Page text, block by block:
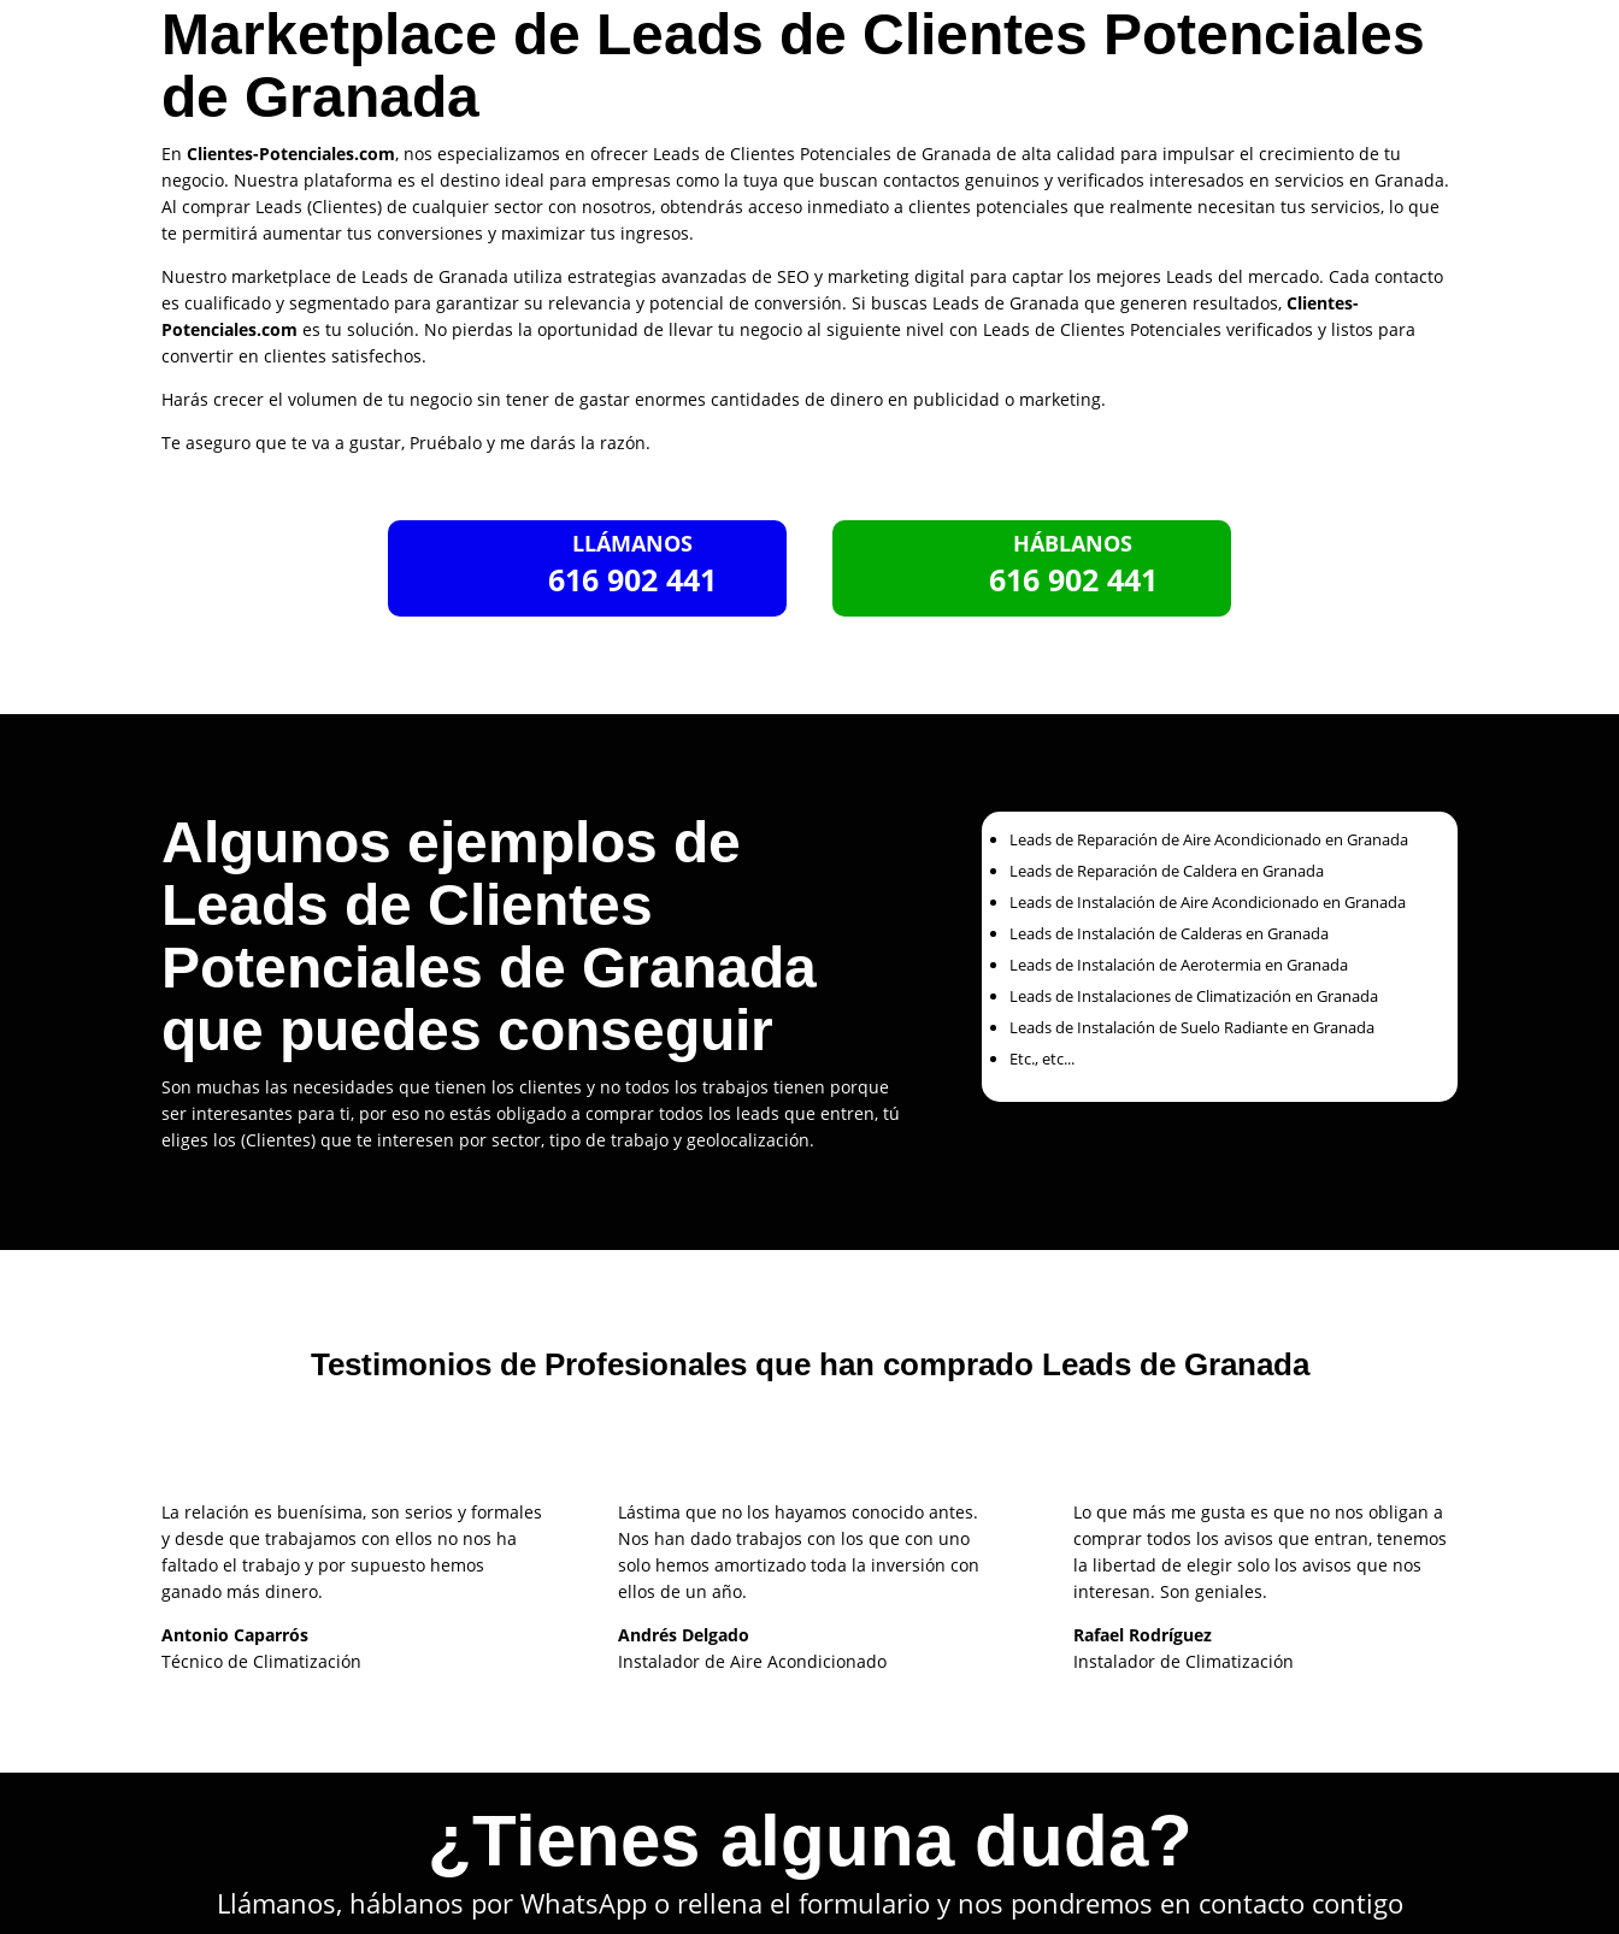
Marketplace de Leads de Clientes Potenciales
de Granada
EnClientes-Potenciales.com, nos especializamos en ofrecer Leads de Clientes Potenciales de Granada de alta calidad para impulsar el crecimiento de tu
negocio. Nuestra plataforma es el destino ideal para empresas como la tuya que buscan contactos genuinos y verificados interesados en servicios en Granada.
Al comprar Leads (Clientes) de cualquier sector con nosotros, obtendrás acceso inmediato a clientes potenciales que realmente necesitan tus servicios, lo que
te permitirá aumentar tus conversiones y maximizar tus ingresos.
Nuestro marketplace de Leads de Granada utiliza estrategias avanzadas de SEO y marketing digital para captar los mejores Leads del mercado. Cada contacto
es cualificado y segmentado para garantizar su relevancia y potencial de conversión. Si buscas Leads de Granada que generen resultados,Clientes-
Potenciales.com es tu solución. No pierdas la oportunidad de llevar tu negocio al siguiente nivel con Leads de Clientes Potenciales verificados y listos para
convertir en clientes satisfechos.
Harás crecer el volumen de tu negocio sin tener de gastar enormes cantidades de dinero en publicidad o marketing.
Te aseguro que te va a gustar, Pruébalo y me darás la razón.
LLÁMANOS
616 902 441
HÁBLANOS
616 902 441
Algunos ejemplos de
Leads de Clientes
Potenciales de Granada
que puedes conseguir
Son muchas las necesidades que tienen los clientes y no todos los trabajos tienen porque
ser interesantes para ti, por eso no estás obligado a comprar todos los leads que entren, tú
eliges los (Clientes) que te interesen por sector, tipo de trabajo y geolocalización.
Leads de Reparación de Aire Acondicionado en Granada
Leads de Reparación de Caldera en Granada
Leads de Instalación de Aire Acondicionado en Granada
Leads de Instalación de Calderas en Granada
Leads de Instalación de Aerotermia en Granada
Leads de Instalaciones de Climatización en Granada
Leads de Instalación de Suelo Radiante en Granada
Etc., etc...
Testimonios de Profesionales que han comprado Leads de Granada
La relación es buenísima, son serios y formales
y desde que trabajamos con ellos no nos ha
faltado el trabajo y por supuesto hemos
ganado más dinero.
Antonio Caparrós
Técnico de Climatización
Lástima que no los hayamos conocido antes.
Nos han dado trabajos con los que con uno
solo hemos amortizado toda la inversión con
ellos de un año.
Andrés Delgado
Instalador de Aire Acondicionado
Lo que más me gusta es que no nos obligan a
comprar todos los avisos que entran, tenemos
la libertad de elegir solo los avisos que nos
interesan. Son geniales.
Rafael Rodríguez
Instalador de Climatización
¿Tienes alguna duda?
Llámanos, háblanos por WhatsApp o rellena el formulario y nos pondremos en contacto contigo